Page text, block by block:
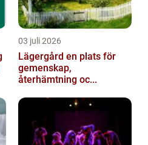
03 juli 2026
Lägergård en plats för
gemenskap,
återhämtning oc...